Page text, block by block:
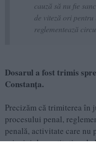
cauză să nu fie
de viteză ori
reglementează
Dosarul a fost trimis
Constanța.
Precizăm că trimiterea în
procesului penal,
penală, activitate care nu
principiul constituțional